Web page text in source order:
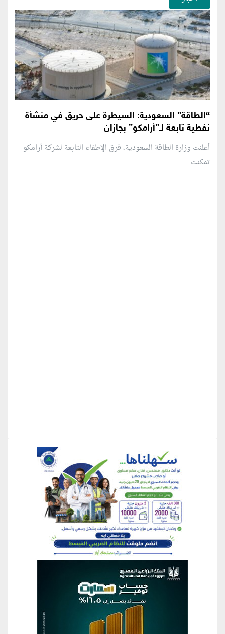
“الطاقة” السعودية: السيطرة على حريق في منشأة
نفطية تابعة لـ”أرامكو” بجازان
أعلنت وزارة الطاقة السعودية، فرق الإطفاء التابعة لشركة أرامكو
تمكنت...
منطقة إعلانية
منطقة إعلانية